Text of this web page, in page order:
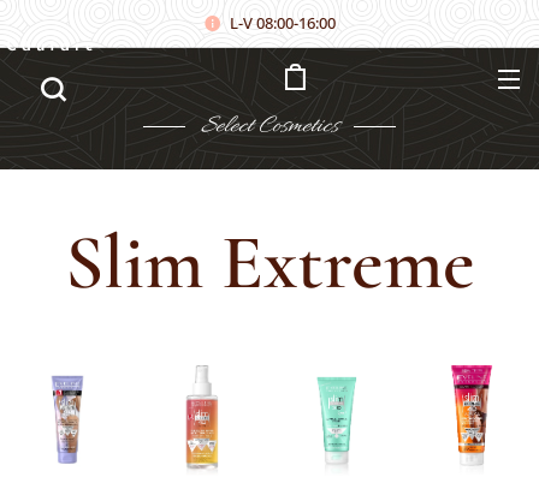
L-V 08:00-16:00
Select Cosmetics
Căutare
Slim Extreme